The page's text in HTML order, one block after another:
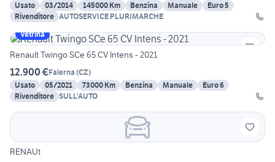
Usato
03/2014 145000 Km Benzina Manuale
Euro 5
Rivenditore AUTOSERVICE PLURIMARCHE
Vetrina
Renault Twingo SCe 65 CV Intens - 2021
12.900 €Falerna (CZ)
Usato
05/2021 73000 Km Benzina Manuale
Euro 6
Rivenditore SULL'AUTO
RENAUt